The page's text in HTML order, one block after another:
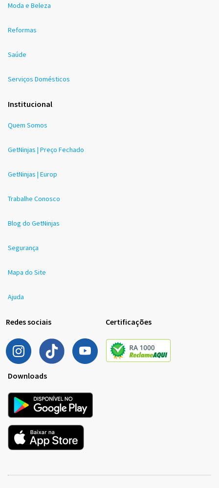
Moda e Beleza
Reformas
Saúde
Serviços Domésticos
Institucional
Quem Somos
GetNinjas | Preço Fechado
GetNinjas | Europ
Trabalhe Conosco
Blog do GetNinjas
Segurança
Mapa do Site
Ajuda
Redes sociais Certificações
Downloads